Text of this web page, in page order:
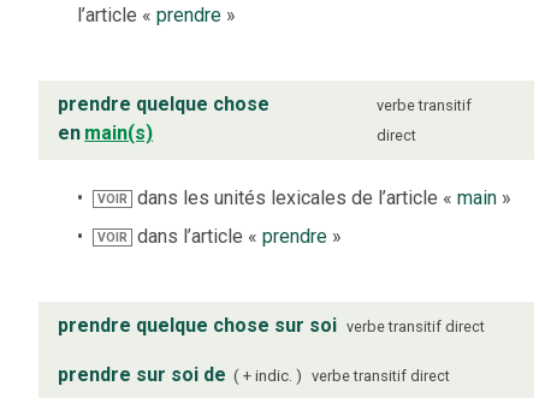
l’article « prendre »
prendre quelque chose
en main(s)
verbe transitif
direct
VOIR dans les unités lexicales de l’article «main »
VOIR dans l’article «prendre »
prendre quelque chose sur soi verbe transitif direct
prendre sur soi de + indic. verbe transitif direct